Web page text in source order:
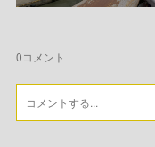
0コメント